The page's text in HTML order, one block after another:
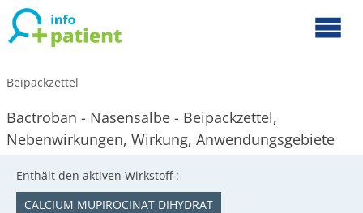
Beipackzettel
Bactroban - Nasensalbe - Beipackzettel,
Nebenwirkungen, Wirkung, Anwendungsgebiete
Enthält den aktiven Wirkstoff :
CALCIUM MUPIROCINAT DIHYDRAT